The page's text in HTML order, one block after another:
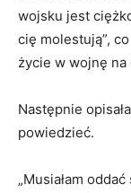
wojsku jest
cię molestują”,
życie w wojnę na
Następnie
powiedzieć.
„Musiałam